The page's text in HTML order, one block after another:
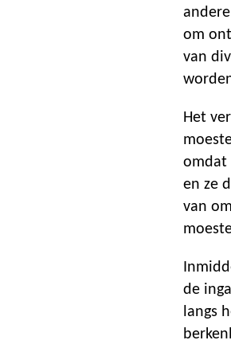
om
van
Het
omdat
en ze
van
de
langs